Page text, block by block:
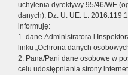
uchylenia dyrektywy 95/46/WE
danych), Dz. U. UE. L.
informuję:
1. dane Administratora i
linku „Ochrona danych
2. Pana/Pani dane osobowe w
celu udostępniania strony